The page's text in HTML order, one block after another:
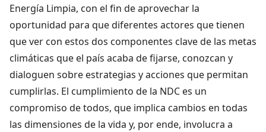
Energía Limpia, con el fin de aprovechar la
oportunidad para que diferentes actores que tienen
que ver con estos dos componentes clave de las metas
climáticas que el país acaba de fijarse, conozcan y
dialoguen sobre estrategias y acciones que permitan
cumplirlas. El cumplimiento de la NDC es un
compromiso de todos, que implica cambios en todas
las dimensiones de la vida y, por ende, involucra a